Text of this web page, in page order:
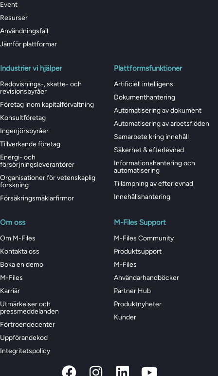
Event
Resurser
Användningsfall
Jämför plattformar
Industrier vi hjälper
Redovisnings-, skatte- och
revisionsbyråer
Företag inom kapitalförvaltning
Konsultföretag
Ingenjörsbyråer
Tillverkande företag
Energi- och
försörjningsleverantörer
Organisationer för vetenskaplig
forskning
Försäkringsmäklarfirmor
Plattformsfunktioner
Artificiell intelligens
Dokumenthantering
Automatisering av dokument
Automatisering av arbetsflöden
Samarbete kring innehåll
Säkerhet & efterlevnad
Informationshantering och
automatisering
Tillämpning av efterlevnad
Innehållshantering
Om oss
Om M-Files
Kontakta oss
Boka en demo
M-Files
Karriär
Utmärkelser och
pressmeddelanden
Förtroendecenter
Uppförandekod
Integritetspolicy
M-Files Support
M-Files Community
Produktsupport
M-Files
Användarhandböcker
Partner Hub
Produktnyheter
Kunder